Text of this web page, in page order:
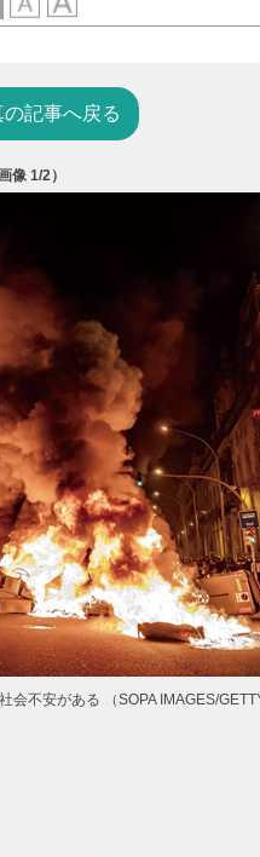
の記事へ戻る
画像1/2）
不安がある （SOPA IMAGES/